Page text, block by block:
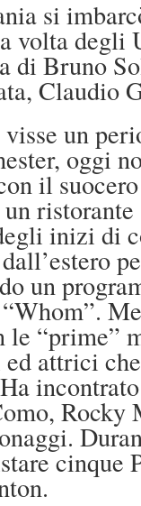
si
volta degli
di Bruno
un
oggi
il
inizi di
un
le “prime”
attrici
Rocky
cinque